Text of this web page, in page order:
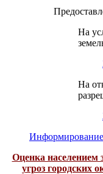
На
На
Оценка населением
угроз городских